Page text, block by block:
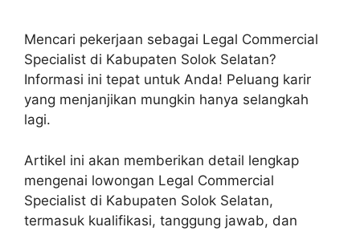
Mencari pekerjaan sebagai Legal Commercial
Specialist di Kabupaten Solok Selatan?
Informasi ini tepat untuk Anda! Peluang karir
yang menjanjikan mungkin hanya selangkah
lagi.
Artikel ini akan memberikan detail lengkap
mengenai lowongan Legal Commercial
Specialist di Kabupaten Solok Selatan,
termasuk kualifikasi, tanggung jawab, dan